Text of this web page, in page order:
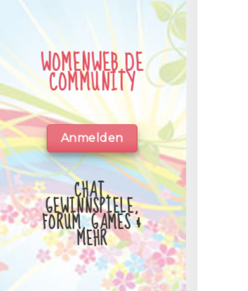
WOMENWEB.DE
COMMUNITY
Anmelden
CHAT,
GEWINNSPIELE,
FORUM, GAMES &
MEHR